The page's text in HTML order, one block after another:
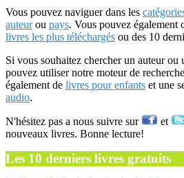
Vous pouvez naviguer dans les
auteurou pays. Vous pouvez également
livres les plus téléchargés ou des 10
Si vous souhaitez chercher un auteur
pouvez utiliser notre moteur de
également de livres pour enfants et une
audio.
N'hésitez pas a nous suivre sur et
nouveaux livres. Bonne lecture!
Les 10 derniers livres gratuits